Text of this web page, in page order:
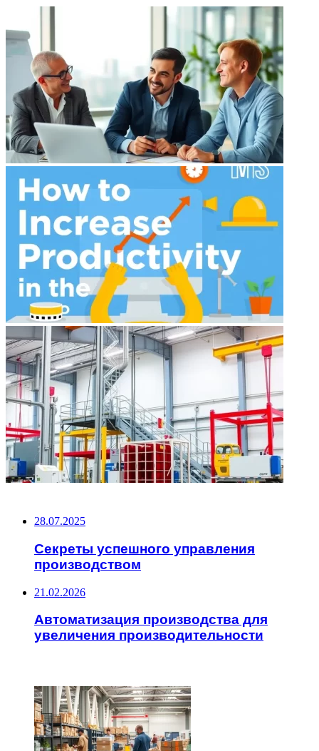
28.07.2025
Секреты успешного управления
производством
21.02.2026
Автоматизация производства для
увеличения производительности